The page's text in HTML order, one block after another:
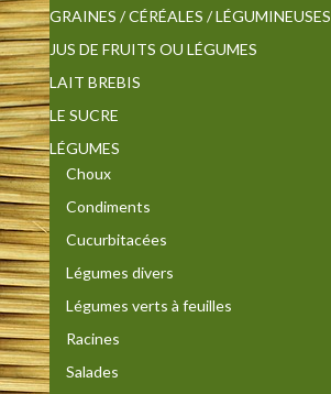
GRAINES / CÉRÉALES / LÉGUMINEUSES
JUS DE FRUITS OU LÉGUMES
LAIT BREBIS
LE SUCRE
LÉGUMES
Choux
Condiments
Cucurbitacées
Légumes divers
Légumes verts à feuilles
Racines
Salades